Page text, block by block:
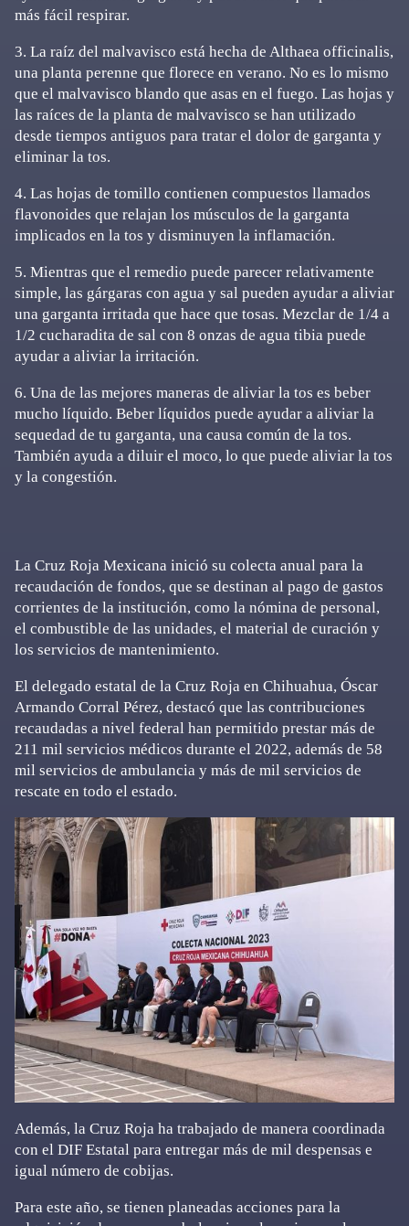
más fácil respirar.
3. La raíz del malvavisco está hecha de Althaea officinalis,
una planta perenne que florece en verano. No es lo mismo
que el malvavisco blando que asas en el fuego. Las hojas y
las raíces de la planta de malvavisco se han utilizado
desde tiempos antiguos para tratar el dolor de garganta y
eliminar la tos.
4. Las hojas de tomillo contienen compuestos llamados
flavonoides que relajan los músculos de la garganta
implicados en la tos y disminuyen la inflamación.
5. Mientras que el remedio puede parecer relativamente
simple, las gárgaras con agua y sal pueden ayudar a aliviar
una garganta irritada que hace que tosas. Mezclar de 1/4 a
1/2 cucharadita de sal con 8 onzas de agua tibia puede
ayudar a aliviar la irritación.
6. Una de las mejores maneras de aliviar la tos es beber
mucho líquido. Beber líquidos puede ayudar a aliviar la
sequedad de tu garganta, una causa común de la tos.
También ayuda a diluir el moco, lo que puede aliviar la tos
y la congestión.
La Cruz Roja Mexicana inició su colecta anual para la
recaudación de fondos, que se destinan al pago de gastos
corrientes de la institución, como la nómina de personal,
el combustible de las unidades, el material de curación y
los servicios de mantenimiento.
El delegado estatal de la Cruz Roja en Chihuahua, Óscar
Armando Corral Pérez, destacó que las contribuciones
recaudadas a nivel federal han permitido prestar más de
211 mil servicios médicos durante el 2022, además de 58
mil servicios de ambulancia y más de mil servicios de
rescate en todo el estado.
Además, la Cruz Roja ha trabajado de manera coordinada
con el DIF Estatal para entregar más de mil despensas e
igual número de cobijas.
Para este año, se tienen planeadas acciones para la